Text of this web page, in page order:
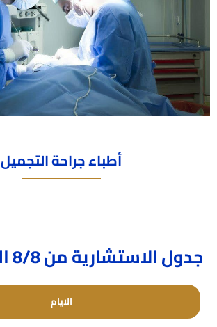
أطباء جراحة التجميل
جدول الاستشارية من 8/8 الى 8/14
الايام